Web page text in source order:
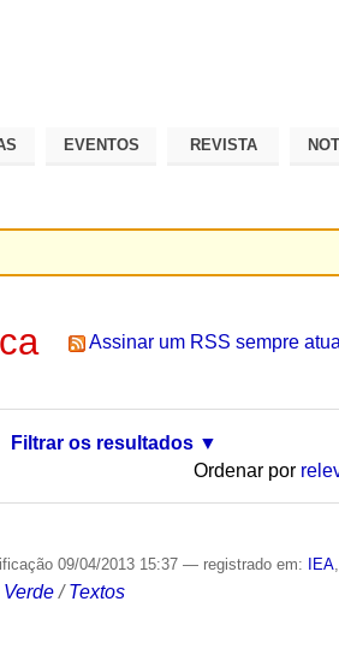
EVENTOS REVISTA
Assinar um RSS sempre
Filtrar os resultados
Ordenar por
09/04/2013 15:37— registrado em: IEA
/Textos